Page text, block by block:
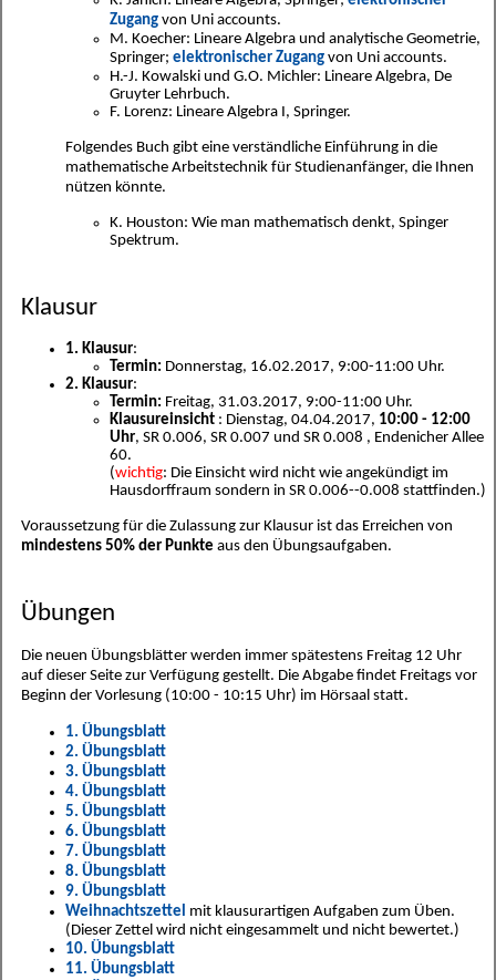
Zugang von Uni accounts.
M. Koecher: Lineare Algebra und analytische Geometrie,
Springer; elektronischer Zugang von Uni accounts.
H.-J. Kowalski und G.O. Michler: Lineare Algebra, De
Gruyter Lehrbuch.
F. Lorenz: Lineare Algebra I, Springer.
Folgendes Buch gibt eine verständliche Einführung in die
mathematische Arbeitstechnik für Studienanfänger, die Ihnen
nützen könnte.
K. Houston: Wie man mathematisch denkt, Spinger
Spektrum.
Klausur
1. Klausur:
Termin: Donnerstag, 16.02.2017, 9:00-11:00 Uhr.
2. Klausur:
Termin: Freitag, 31.03.2017, 9:00-11:00 Uhr.
Klausureinsicht : Dienstag, 04.04.2017, 10:00 - 12:00
Uhr, SR 0.006, SR 0.007 und SR 0.008 , Endenicher Allee
60.
(wichtig: Die Einsicht wird nicht wie angekündigt im
Hausdorffraum sondern in SR 0.006--0.008 stattfinden.)
Voraussetzung für die Zulassung zur Klausur ist das Erreichen von
mindestens 50% der Punkte aus den Übungsaufgaben.
Übungen
Die neuen Übungsblätter werden immer spätestens Freitag 12 Uhr
auf dieser Seite zur Verfügung gestellt. Die Abgabe findet Freitags vor
Beginn der Vorlesung (10:00 - 10:15 Uhr) im Hörsaal statt.
1. Übungsblatt
2. Übungsblatt
3. Übungsblatt
4. Übungsblatt
5. Übungsblatt
6. Übungsblatt
7. Übungsblatt
8. Übungsblatt
9. Übungsblatt
Weihnachtszettel mit klausurartigen Aufgaben zum Üben.
(Dieser Zettel wird nicht eingesammelt und nicht bewertet.)
10. Übungsblatt
11. Übungsblatt